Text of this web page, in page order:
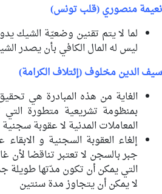
نعيمة منصوري (قلب تونس)
لما لا يتم تقنين وضعيّة الشيك
ليس له المال الكافي بأن يصدر
سيف الدين مخلوف (إئتلاف الكرامة)
الغاية من هذه المبادرة هي
بمنظومة تشريعية متطورة التي
المعاملات المدنية لا عقوبة سجنية
إلغاء العقوبة السجنية و
جبر بالسجن لا تعتبر تناقضا لأن
التي يمكن أن تكون مدّتها طويلة
لا يمكن أن يتجاوز مدة سنتين